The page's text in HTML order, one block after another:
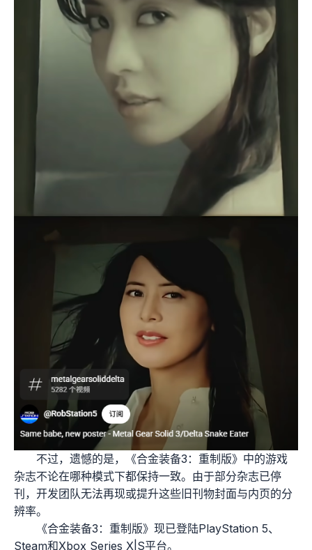
不过，遗憾的是，《合金装备3：重制版》中的游戏
杂志不论在哪种模式下都保持一致。由于部分杂志已停
刊，开发团队无法再现或提升这些旧刊物封面与内页的分
辨率。
《合金装备3：重制版》现已登陆PlayStation 5、
Steam和Xbox Series X|S平台。